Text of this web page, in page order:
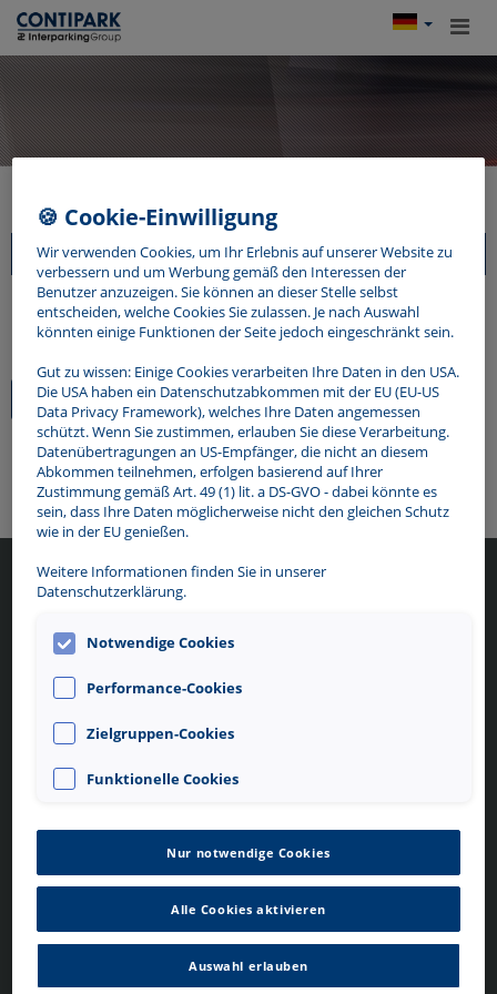
Meine Rechnungen
Keine Rechnungen vorhanden
Mein Contipark
Allgemeine
Geschäftsbedingungen
Datenschutzerklärung
Cookie-Details
iTunes Store (DB BahnPark-App)
Google Play Store (DB BahnPark-
App)
DE
🍪 Cookie-Einwilligung
Wir verwenden Cookies, um Ihr Erlebnis auf unserer Website zu
verbessern und um Werbung gemäß den Interessen der
Benutzer anzuzeigen. Sie können an dieser Stelle selbst
entscheiden, welche Cookies Sie zulassen. Je nach Auswahl
könnten einige Funktionen der Seite jedoch eingeschränkt sein.
Gut zu wissen: Einige Cookies verarbeiten Ihre Daten in den USA.
Die USA haben ein Datenschutzabkommen mit der EU (EU-US
Data Privacy Framework), welches Ihre Daten angemessen
schützt. Wenn Sie zustimmen, erlauben Sie diese Verarbeitung.
Datenübertragungen an US-Empfänger, die nicht an diesem
Abkommen teilnehmen, erfolgen basierend auf Ihrer
Zustimmung gemäß Art. 49 (1) lit. a DS-GVO - dabei könnte es
sein, dass Ihre Daten möglicherweise nicht den gleichen Schutz
wie in der EU genießen.
Weitere Informationen finden Sie in unserer
Datenschutzerklärung.
Notwendige Cookies
Performance-Cookies
Zielgruppen-Cookies
Funktionelle Cookies
Nur notwendige Cookies
Alle Cookies aktivieren
Auswahl erlauben